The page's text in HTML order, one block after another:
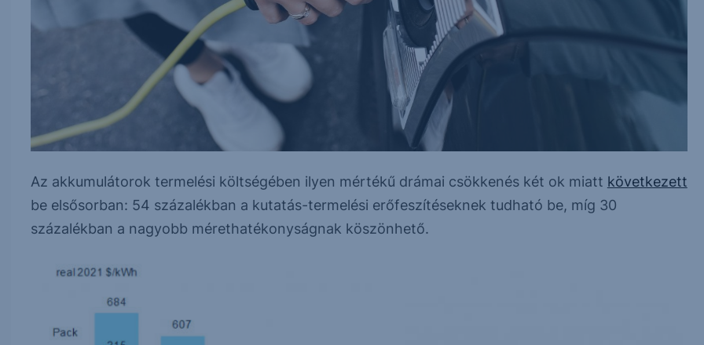
Az akkumulátorok termelési költségében ilyen mértékű drámai csökkenés két ok miatt következett
be elsősorban: 54 százalékban a kutatás-termelési erőfeszítéseknek tudható be, míg 30
százalékban a nagyobb mérethatékonyságnak köszönhető.